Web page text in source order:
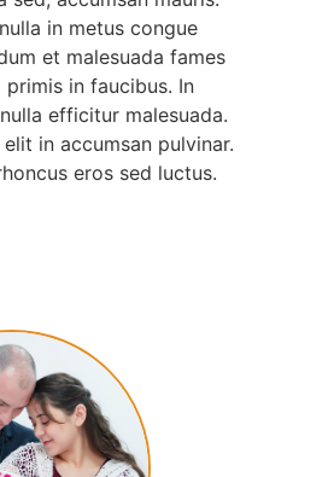
in metus congue
et malesuada fames
in faucibus. In
efficitur malesuada.
in accumsan pulvinar.
eros sed luctus.